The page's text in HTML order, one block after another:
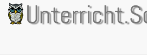
Direkt
zum
Inhalt